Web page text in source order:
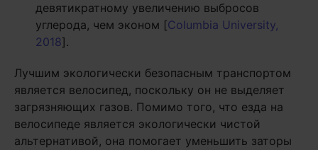
девятикратному увеличению выбросов
углерода, чем эконом [Columbia University,
2018].
Лучшим экологически безопасным транспортом
является велосипед, поскольку он не выделяет
загрязняющих газов. Помимо того, что езда на
велосипеде является экологически чистой
альтернативой, она помогает уменьшить заторы